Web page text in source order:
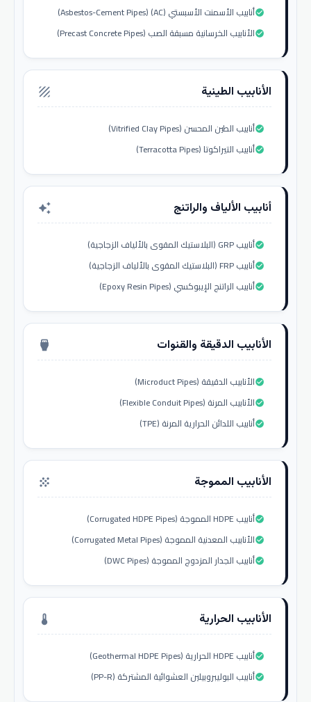
أنابيب الأسمنت الأسبستي (AC) (Asbestos-Cement Pipes)check_circle
الأنابيب الخرسانية مسبقة الصب (Precast Concrete Pipes)check_circle
الأنابيب الطينية texture
أنابيب الطين المحسن (Vitrified Clay Pipes)check_circle
أنابيب التيراكوتا (Terracotta Pipes)check_circle
أنابيب الألياف والراتنج auto_awesome
أنابيب GRP (البلاستيك المقوى بالألياف الزجاجية)check_circle
أنابيب FRP (البلاستيك المقوى بالألياف الزجاجية)check_circle
أنابيب الراتنج الإيبوكسي (Epoxy Resin Pipes)check_circle
الأنابيب الدقيقة والقنوات settings_input_hdmi
الأنابيب الدقيقة (Microduct Pipes)check_circle
الأنابيب المرنة (Flexible Conduit Pipes)check_circle
أنابيب اللدائن الحرارية المرنة (TPE)check_circle
الأنابيب المموجة grain
أنابيب HDPE المموجة (Corrugated HDPE Pipes)check_circle
الأنابيب المعدنية المموجة (Corrugated Metal Pipes)check_circle
أنابيب الجدار المزدوج المموجة (DWC Pipes)check_circle
الأنابيب الحرارية thermostat
أنابيب HDPE الحرارية (Geothermal HDPE Pipes)check_circle
أنابيب البوليبروبيلين العشوائية المشتركة (PP-R)check_circle